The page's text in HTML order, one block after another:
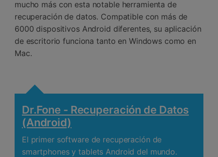
mucho más con esta notable herramienta de
recuperación de datos. Compatible con más de
6000 dispositivos Android diferentes, su aplicación
de escritorio funciona tanto en Windows como en
Mac.
Dr.Fone - Recuperación de Datos
(Android)
El primer software de recuperación de
smartphones y tablets Android del mundo.